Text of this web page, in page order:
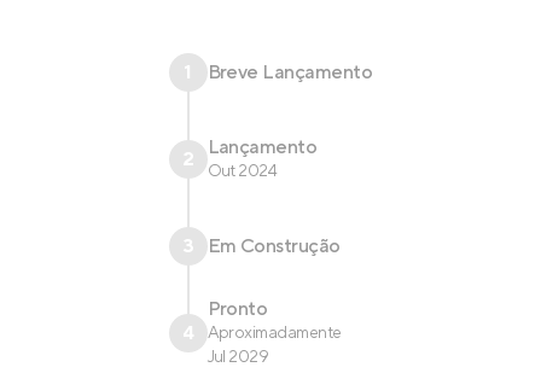
1 Breve Lançamento
2 Lançamento
Out 2024
3 Em Construção
4
Pronto
Aproximadamente
Jul 2029